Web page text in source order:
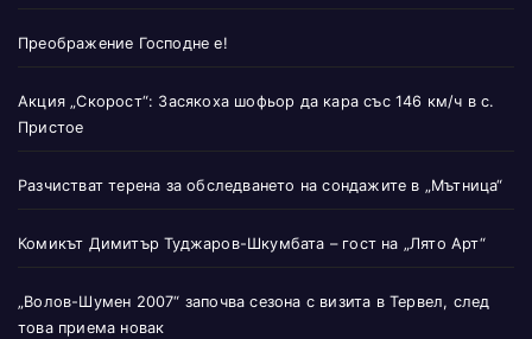
Преображение Господне е!
Акция „Скорост“: Засякоха шофьор да кара със 146 км/ч в с.
Пристое
Разчистват терена за обследването на сондажите в „Мътница“
Комикът Димитър Туджаров-Шкумбата – гост на „Лято Арт“
„Волов-Шумен 2007“ започва сезона с визита в Тервел, след
това приема новак